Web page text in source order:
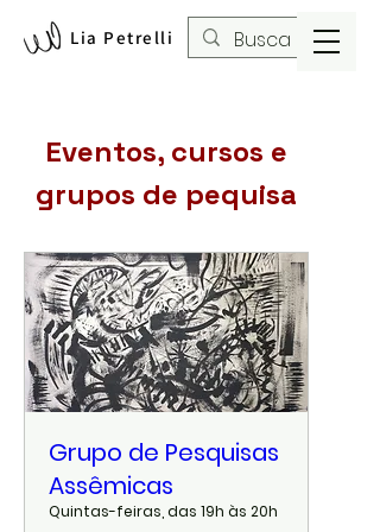
Lia Petrelli
Eventos, cursos e
grupos de pequisa
Grupo de Pesquisas
Assêmicas
Quintas-feiras, das 19h às 20h